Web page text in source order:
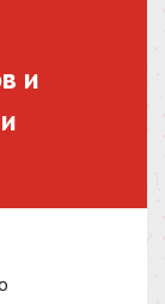
и